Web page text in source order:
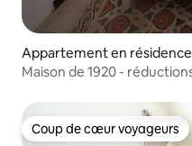
Appartement en résidence
Maison de 1920 -
Coup de cœur voyageurs
Coup de cœur voyageurs